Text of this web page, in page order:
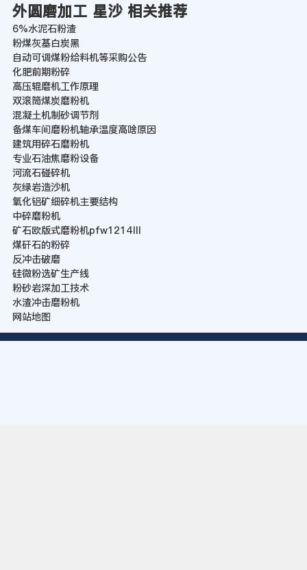
外圆磨加工 星沙 相关推荐
6%水泥石粉渣
粉煤灰基白炭黑
自动可调煤粉给料机等采购公告
化肥前期粉碎
高压辊磨机工作原理
双滚筒煤炭磨粉机
混凝土机制砂调节剂
备煤车间磨粉机轴承温度高啥原因
建筑用碎石磨粉机
专业石油焦磨粉设备
河流石碰碎机
灰绿岩造沙机
氧化铝矿细碎机主要结构
中碎磨粉机
矿石欧版式磨粉机pfw1214Ⅲ
煤矸石的粉碎
反冲击破磨
硅微粉选矿生产线
粉砂岩深加工技术
水渣冲击磨粉机
网站地图